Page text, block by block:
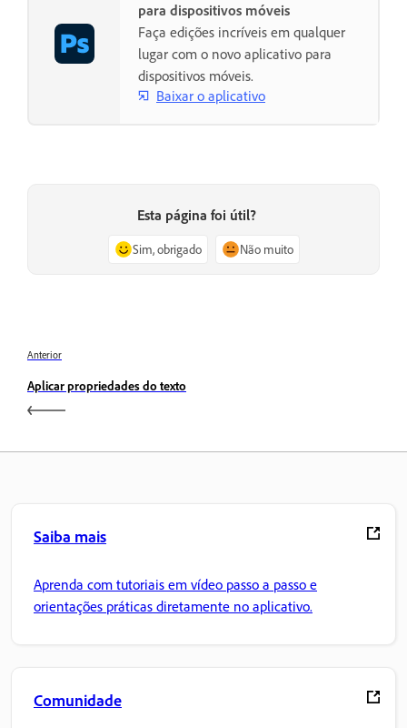
para dispositivos móveis
Faça edições incríveis em qualquer
lugar com o novo aplicativo para
dispositivos móveis.
Baixar o aplicativo
Esta página foi útil?
Sim, obrigado Não muito
Anterior
Aplicar propriedades do texto
Saiba mais
Aprenda com tutoriais em vídeo passo a passo e
orientações práticas diretamente no aplicativo.
Comunidade